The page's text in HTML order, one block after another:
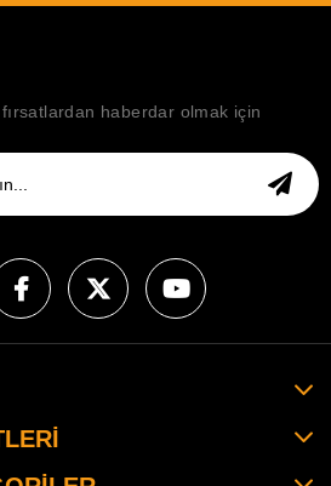
haberdar olmak için